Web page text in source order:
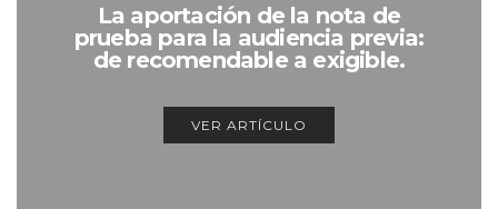
La aportación de la nota de
prueba para la audiencia previa:
de recomendable a exigible.
VER ARTÍCULO